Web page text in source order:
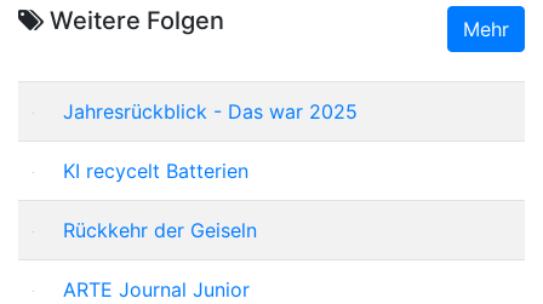
Weitere Folgen Mehr
Jahresrückblick - Das war 2025
KI recycelt Batterien
Rückkehr der Geiseln
ARTE Journal Junior